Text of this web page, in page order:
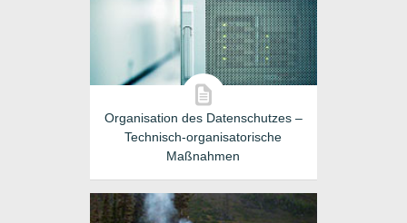
Organisation des Datenschutzes –
Technisch-organisatorische
Maßnahmen